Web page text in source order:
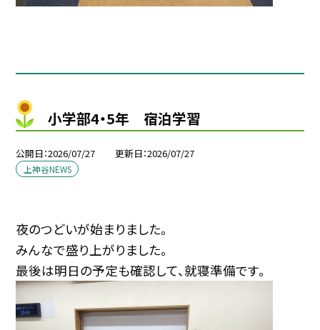
小学部4・5年 宿泊学習
公開日 2026/07/27 更新日 2026/07/27
上神谷NEWS
夜のつどいが始まりました。
みんなで盛り上がりました。
最後は明日の予定も確認して、就寝準備です。